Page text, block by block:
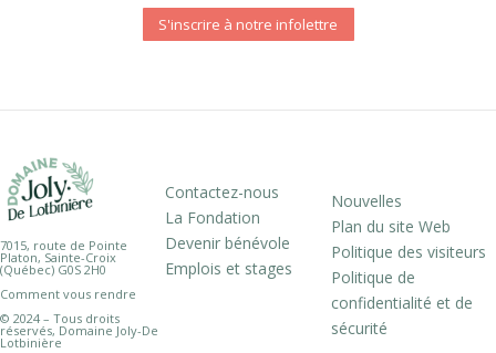
S'inscrire à notre infolettre
7015, route de Pointe
Platon, Sainte-Croix
(Québec) G0S 2H0
Comment vous rendre
© 2024 – Tous droits
réservés, Domaine Joly-De
Lotbinière
Contactez-nous
La Fondation
Devenir bénévole
Emplois et stages
Nouvelles
Plan du site Web
Politique des visiteurs
Politique de
confidentialité et de
sécurité